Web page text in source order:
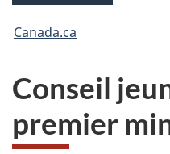
Vous
ici :
Canada.ca
Conseil
premier